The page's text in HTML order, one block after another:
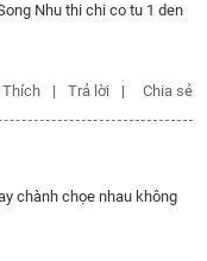
Nhu thi chi co tu 1 den
Thích Trả lời Chia sẻ
chành chọe nhau không